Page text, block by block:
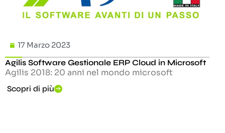
17 Marzo 2023
Agilis Software Gestionale ERP Cloud in Microsoft
Agilis 2018: 20 anni nel mondo microsoft
Scopri di più